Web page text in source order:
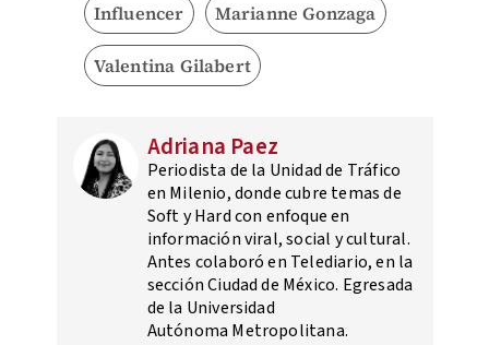
Influencer Marianne Gonzaga
Valentina Gilabert
Adriana Paez
Periodista de la Unidad de Tráfico
en Milenio, donde cubre temas de
Soft y Hard con enfoque en
información viral, social y cultural.
Antes colaboró en Telediario, en la
sección Ciudad de México. Egresada
de la Universidad
Autónoma Metropolitana.